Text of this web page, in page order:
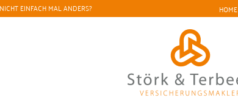
EINFACH MAL ANDERS? HOME